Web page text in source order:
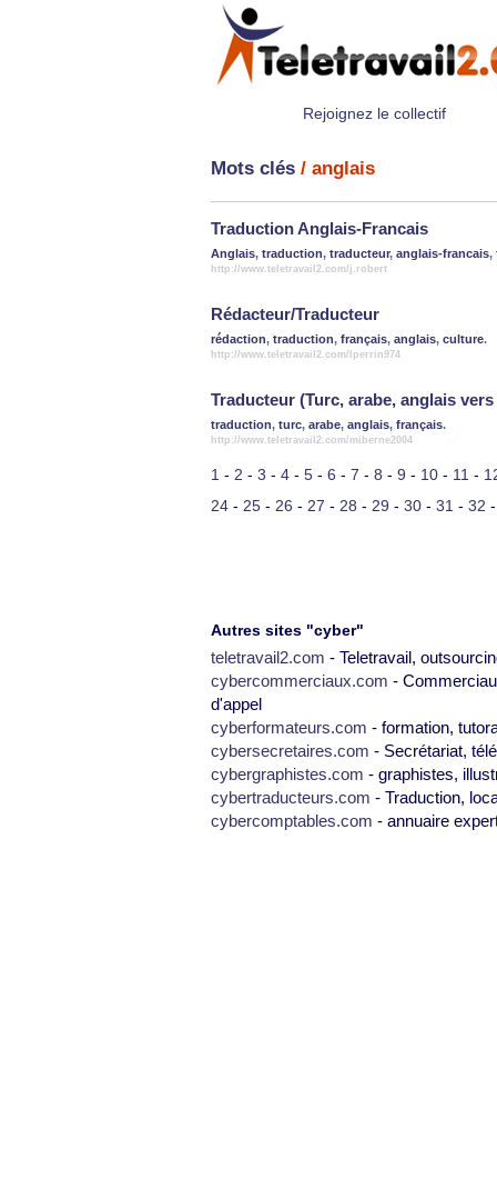
Rejoignez le collectif
Mots clés / anglais
Traduction Anglais-Francais
Anglais, traduction, traducteur, anglais-francais,
http://www.teletravail2.com/j.robert
Rédacteur/Traducteur
rédaction, traduction, français, anglais, culture.
http://www.teletravail2.com/lperrin974
Traducteur (Turc, arabe, anglais
traduction, turc, arabe, anglais, français.
http://www.teletravail2.com/miberne2004
1 - 2 - 3 - 4 - 5 - 6 - 7 - 8 - 9 - 10 - 11 -
24 - 25 - 26 - 27 - 28 - 29 - 30 - 31 - 32
Autres sites "cyber"
teletravail2.com - Teletravail,
cybercommerciaux.com -
d'appel
cyberformateurs.com - formation,
cybersecretaires.com - Secrétariat,
cybergraphistes.com - graphistes,
cybertraducteurs.com - Traduction,
cybercomptables.com - annuaire